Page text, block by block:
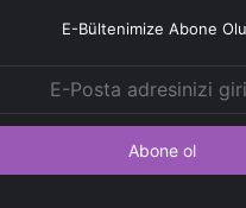
E-Bültenimize Abone